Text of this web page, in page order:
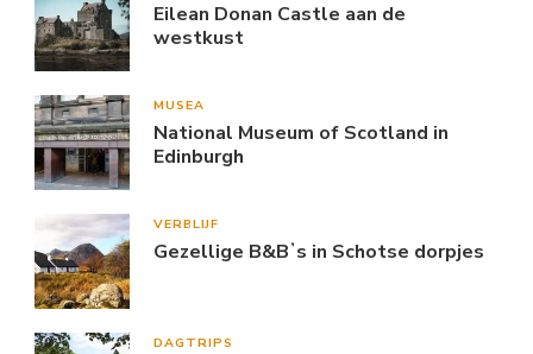
Eilean Donan Castle aan de
westkust
MUSEA
National Museum of Scotland in
Edinburgh
VERBLIJF
Gezellige B&Bʼs in Schotse dorpjes
DAGTRIPS